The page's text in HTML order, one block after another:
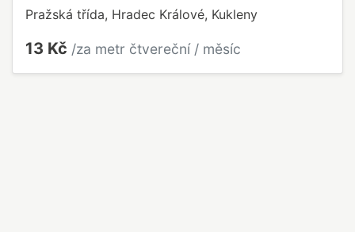
Pražská třída, Hradec Králové, Kukleny
13 Kč /za metr čtvereční / měsíc